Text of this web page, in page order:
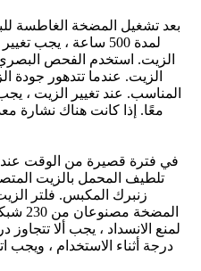
لمدة 500 ساعة ، يجب
الزيت. استخدم الفحص البصري
الزيت. عندما تتدهور جودة
المناسب. عند تغيير الزيت ،
معًا. إذا كانت هناك نشارة
تلطيف المحمل بالزيت
زنبرك المكبس. فلتر
درجة أثناء الاستخدام ، ويجب